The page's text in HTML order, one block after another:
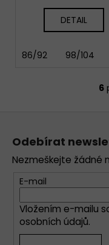
DETAIL
86/92 98/104
6
Odebírat
Nezmeškejte žádné
E-mail
Vložením e-mailu
osobních údajů.